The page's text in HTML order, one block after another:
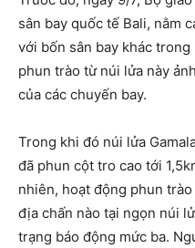
sân bay quốc tế Bali, nằm
với bốn sân bay khác
phun trào từ núi lửa này
của các chuyến bay.
Trong khi đó núi lửa
đã phun cột tro cao tới
nhiên, hoạt động phun
địa chấn nào tại ngọn núi
trạng báo động mức ba.